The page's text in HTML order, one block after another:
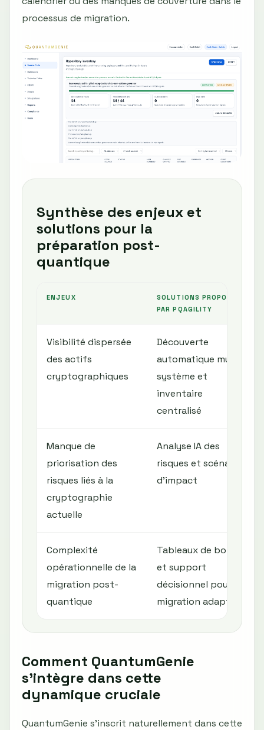
processus de migration.
Synthèse des enjeux et
solutions pour la
préparation post-
quantique
ENJEUX
SOLUTIONS PROPOSÉES
PAR PQAGILITY
Visibilité dispersée
des actifs
cryptographiques
Découverte
automatique multi-
système et
inventaire
centralisé
Manque de
priorisation des
risques liés à la
cryptographie
actuelle
Analyse IA des
risques et scénarios
d’impact
Complexité
opérationnelle de la
migration post-
quantique
Tableaux de bord
et support
décisionnel pour
migration adaptée
Comment QuantumGenie
s'intègre dans cette
dynamique cruciale
QuantumGenie s'inscrit naturellement dans cette